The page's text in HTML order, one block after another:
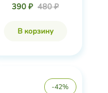
390 ₽ 480 ₽
В корзину
-42%